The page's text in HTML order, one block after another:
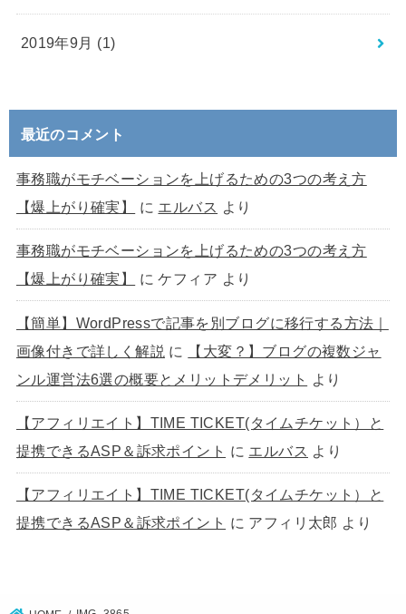
2019年9月 (1)
最近のコメント
事務職がモチベーションを上げるための3つの考え方
【爆上がり確実】
に エルバス より
事務職がモチベーションを上げるための3つの考え方
【爆上がり確実】
にケフィア より
【簡単】WordPressで記事を別ブログに移行する方法｜
画像付きで詳しく解説 に
【大変？】ブログの複数ジャ
ンル運営法6選の概要とメリットデメリット
より
【アフィリエイト】TIME TICKET(タイムチケット）と
提携できるASP＆訴求ポイント に エルバス より
【アフィリエイト】TIME TICKET(タイムチケット）と
提携できるASP＆訴求ポイント に アフィリ太郎 より